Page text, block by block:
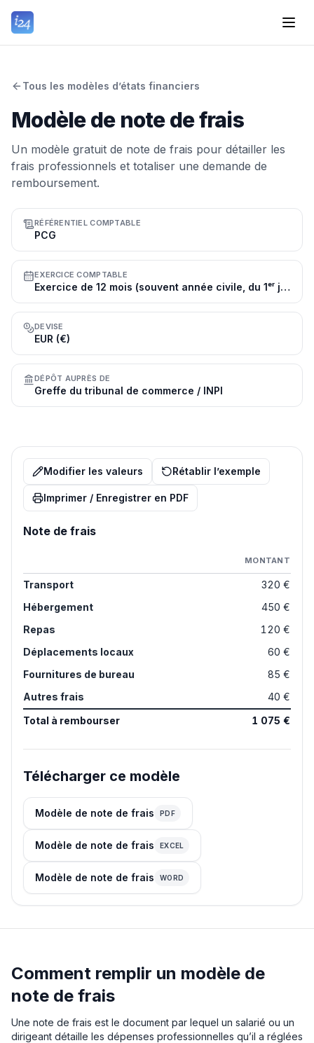
Tous les modèles d’états financiers
Modèle de note de frais
Un modèle gratuit de note de frais pour détailler les
frais professionnels et totaliser une demande de
remboursement.
RÉFÉRENTIEL COMPTABLE
PCG
EXERCICE COMPTABLE
Exercice de 12 mois (souvent année civile, du 1ᵉʳ janvier au 31 décembre)
DEVISE
EUR (€)
DÉPÔT AUPRÈS DE
Greffe du tribunal de commerce / INPI
Modifier les valeurs Rétablir l’exemple
Imprimer / Enregistrer en PDF
Note de frais
MONTANT
Transport
320 €
Hébergement
450 €
Repas
120 €
Déplacements locaux
60 €
Fournitures de bureau
85 €
Autres frais
40 €
Total à rembourser
1 075 €
Télécharger ce modèle
Modèle de note de frais PDF
Modèle de note de frais EXCEL
Modèle de note de frais WORD
Comment remplir un modèle de
note de frais
Une note de frais est le document par lequel un salarié ou un
dirigeant détaille les dépenses professionnelles qu’il a réglées